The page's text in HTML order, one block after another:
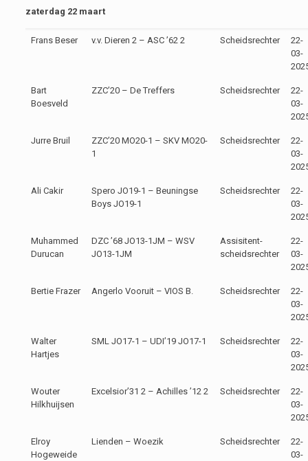
zaterdag 22maart
Frans Beser v.v. Dieren 2 – ASC ’62 2 Scheidsrechter
22-
03-
Bart
Boesveld
ZZC’20 – De Treffers Scheidsrechter
22-
03-
Jurre Bruil
ZZC’20 MO20-1 – SKV MO20-
1
Scheidsrechter
22-
03-
Ali Cakir
Spero JO19-1 – Beuningse
Boys JO19-1
Scheidsrechter
22-
03-
Muhammed
Durucan
DZC ’68 JO13-1JM – WSV
JO13-1JM
Assisitent-
scheidsrechter
22-
03-
Bertie Frazer Angerlo Vooruit – VIOS B. Scheidsrechter
22-
03-
Walter
Hartjes
SML JO17-1 – UDI’19 JO17-1 Scheidsrechter
22-
03-
Wouter
Hilkhuijsen
Excelsior’31 2 – Achilles ’12 2 Scheidsrechter
22-
03-
Elroy
Hogeweide
Lienden – Woezik Scheidsrechter
22-
03-